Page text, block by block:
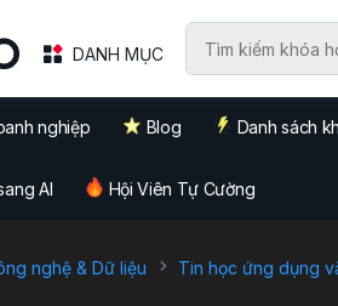
DANH MỤC
nghiệp Blog Danh sách
AI Hội Viên Tự Cường
nghệ & Dữ liệu Tin học ứng dụng